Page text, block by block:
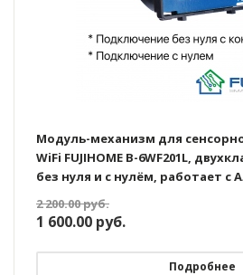
Модуль-механизм для
WiFi FUJIHOME B-6WF201L,
без нуля и с нулём, работает с
2 200.00руб.
1 600.00 руб.
Подробнее